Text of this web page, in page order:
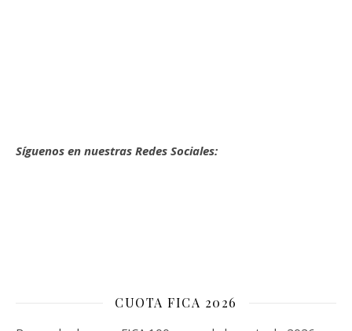
Síguenos en nuestras Redes Sociales:
CUOTA FICA 2026